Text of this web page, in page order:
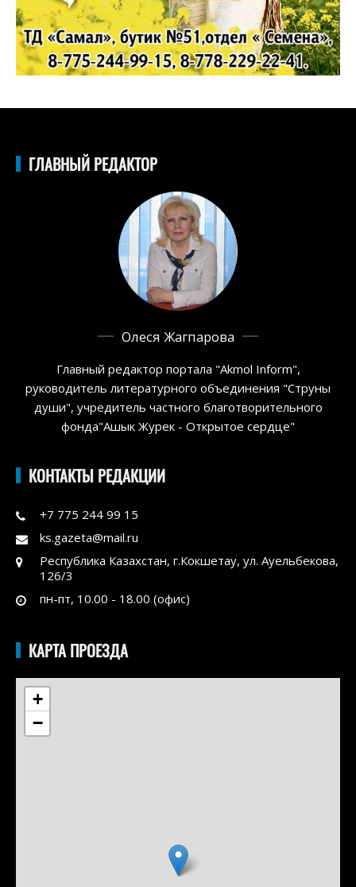
ГЛАВНЫЙ РЕДАКТОР
Олеся Жагпарова
Главный редактор портала "Akmol Inform",
руководитель литературного объединения "Струны
души", учредитель частного благотворительного
фонда"Ашык Журек - Открытое сердце"
КОНТАКТЫ РЕДАКЦИИ
+7 775 244 99 15
ks.gazeta@mail.ru
Республика Казахстан, г.Кокшетау, ул. Ауельбекова,
126/3
пн-пт, 10.00 - 18.00 (офис)
КАРТА ПРОЕЗДА
+
−